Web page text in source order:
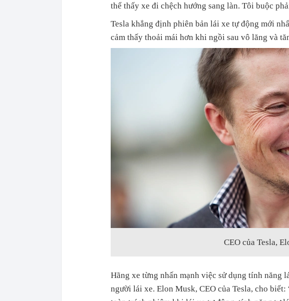
thể thấy xe đi chệch hướng sang làn. Tôi buộc
Tesla khẳng định phiên bản lái xe tự động mới
cảm thấy thoải mái hơn khi ngồi sau vô lăng và
CEO của Tesla,
Hãng xe từng nhấn mạnh việc sử dụng tính năng
người lái xe. Elon Musk, CEO của Tesla, cho